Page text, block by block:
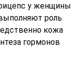
у женщины
роль
кожа
гормонов